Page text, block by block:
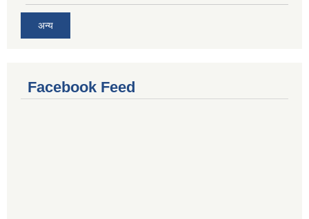
अन्य
Facebook Feed